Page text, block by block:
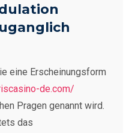
eine Erscheinungsform
de.com/
Pragen genannt wird.
das